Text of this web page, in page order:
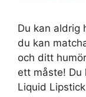
Du kan aldrig
du kan
och ditt
ett måste! Du
Liquid